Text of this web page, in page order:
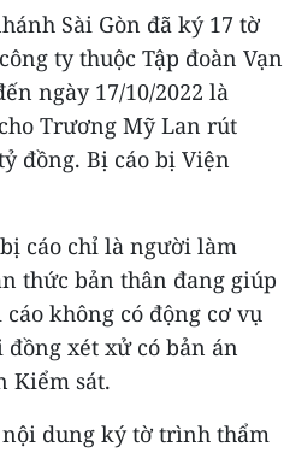
Sài Gòn đã ký 17 tờ
ty thuộc Tập đoàn Vạn
ngày 17/10/2022 là
Trương Mỹ Lan rút
đồng. Bị cáo bị Viện
cáo chỉ là người làm
thức bản thân đang giúp
không có động cơ vụ
xét xử có bản án
Kiểm sát.
dung ký tờ trình thẩm